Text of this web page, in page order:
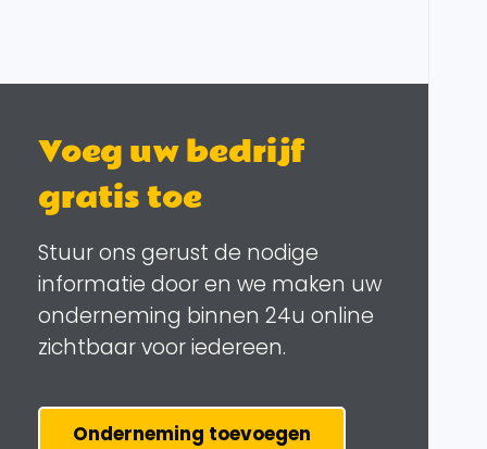
Voeg uw bedrijf
gratis toe
Stuur ons gerust de nodige
informatie door en we maken uw
onderneming binnen 24u online
zichtbaar voor iedereen.
Onderneming toevoegen